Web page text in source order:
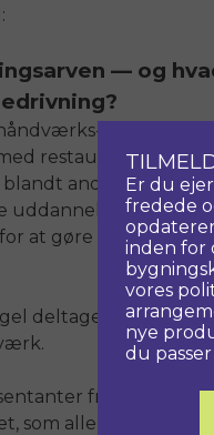
— og
,
restaurering,
andet kredse
at gøre det
deltager som
.
fra
som alle arbejder for
Er du
fredede
inden for
vores
nye
du